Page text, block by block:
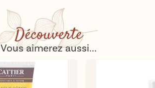
Découverte
Vous aimerez aussi...